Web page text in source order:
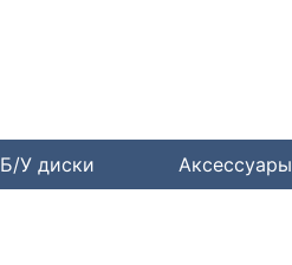
Б/У диски Аксессуары